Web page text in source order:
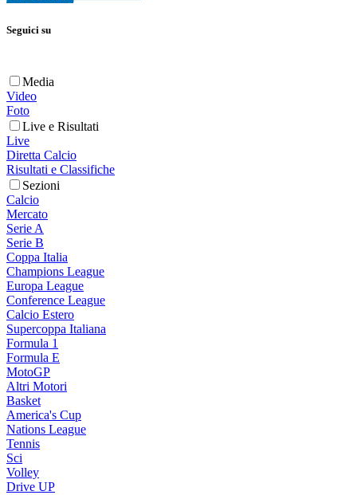
Seguici su
Media
Video
Foto
Live e Risultati
Live
Diretta Calcio
Risultati e Classifiche
Sezioni
Calcio
Mercato
Serie A
Serie B
Coppa Italia
Champions League
Europa League
Conference League
Calcio Estero
Supercoppa Italiana
Formula 1
Formula E
MotoGP
Altri Motori
Basket
America's Cup
Nations League
Tennis
Sci
Volley
Drive UP